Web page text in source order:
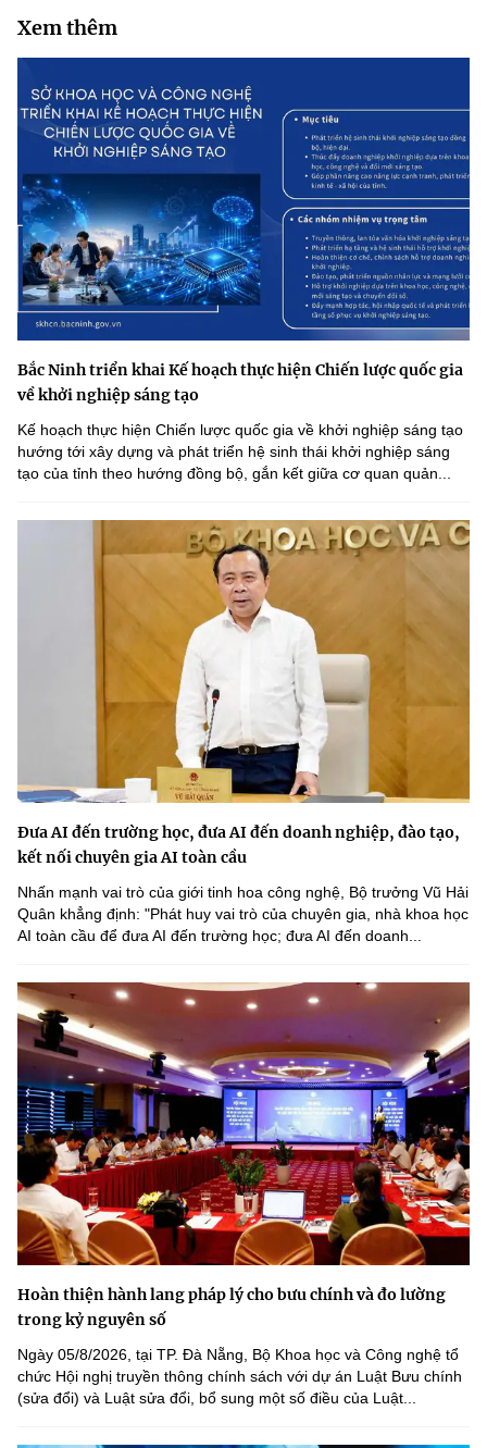
Xem thêm
Bắc Ninh triển khai Kế hoạch thực hiện Chiến lược quốc gia
về khởi nghiệp sáng tạo
Kế hoạch thực hiện Chiến lược quốc gia về khởi nghiệp sáng tạo
hướng tới xây dựng và phát triển hệ sinh thái khởi nghiệp sáng
tạo của tỉnh theo hướng đồng bộ, gắn kết giữa cơ quan quản...
Đưa AI đến trường học, đưa AI đến doanh nghiệp, đào tạo,
kết nối chuyên gia AI toàn cầu
Nhấn mạnh vai trò của giới tinh hoa công nghệ, Bộ trưởng Vũ Hải
Quân khẳng định: "Phát huy vai trò của chuyên gia, nhà khoa học
AI toàn cầu để đưa AI đến trường học; đưa AI đến doanh...
Hoàn thiện hành lang pháp lý cho bưu chính và đo lường
trong kỷ nguyên số
Ngày 05/8/2026, tại TP. Đà Nẵng, Bộ Khoa học và Công nghệ tổ
chức Hội nghị truyền thông chính sách với dự án Luật Bưu chính
(sửa đổi) và Luật sửa đổi, bổ sung một số điều của Luật...